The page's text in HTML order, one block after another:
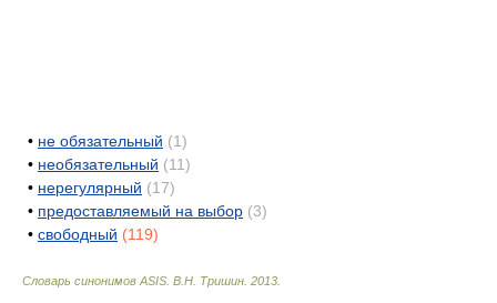
• не обязательный (1)
• необязательный (11)
• нерегулярный (17)
• предоставляемый на выбор (3)
• свободный (119)
Словарь синонимов ASIS. В.Н. Тришин 2013